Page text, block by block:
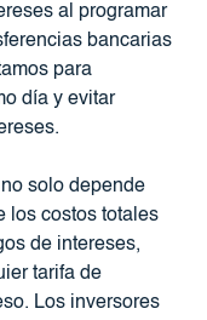
al programar
bancarias
para
día y evitar
solo depende
los costos totales
de intereses,
tarifa de
Los inversores